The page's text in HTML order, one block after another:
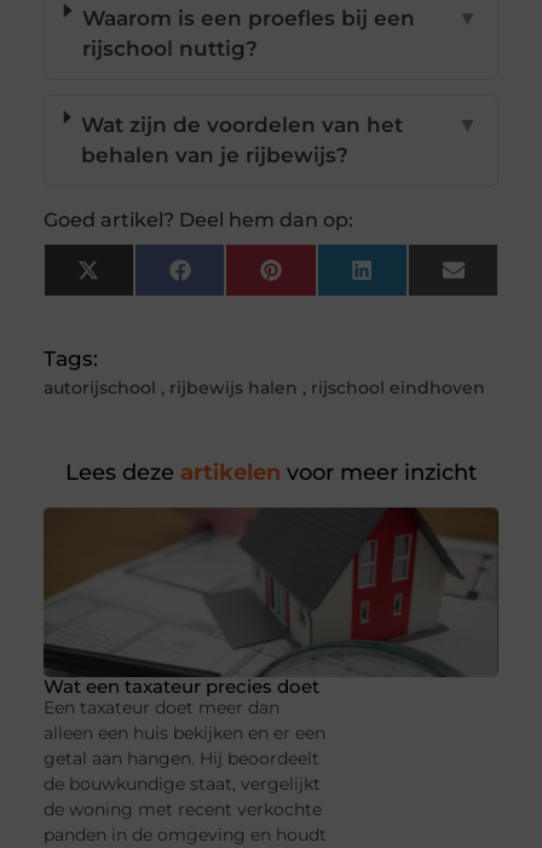
Waarom is een proefles bij een
rijschool nuttig?
▼
Wat zijn de voordelen van het
behalen van je rijbewijs?
▼
Goed artikel? Deel hem dan op:
X
(Twitter)
FacebookPinterestLinkedInEmail
Tags:
autorijschool , rijbewijs halen , rijschool eindhoven
Lees deze artikelen voor meer inzicht
Wat een taxateur precies doet
Een taxateur doet meer dan
alleen een huis bekijken en er een
getal aan hangen. Hij beoordeelt
de bouwkundige staat, vergelijkt
de woning met recent verkochte
panden in de omgeving en houdt